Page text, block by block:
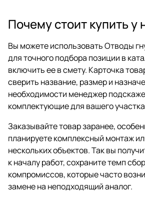
Почему стоит купить у
Вы можете использовать Отводы
для точного подбора позиции в
включить ее в смету. Карточка
сверить название, размер и
необходимости менеджер
комплектующие для вашего
Заказывайте товар заранее,
планируете комплексный монтаж
нескольких объектов. Так вы
к началу работ, сохраните темп
компромиссов, которые часто
замене на неподходящий аналог.